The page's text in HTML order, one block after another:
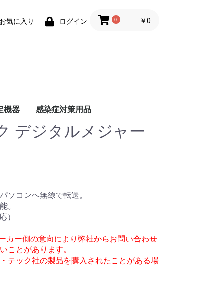
気に入り ログイン 0 ￥0
機器
器アダプタ
タルメジャー
感染症対策用品
マスク
体表温度計測カメラ
デジタルメジャー
ソコンへ無線で転送。
。
）
カー側の意向により弊社からお問い合わせ
ことがあります。
テック社の製品を購入されたことがある場